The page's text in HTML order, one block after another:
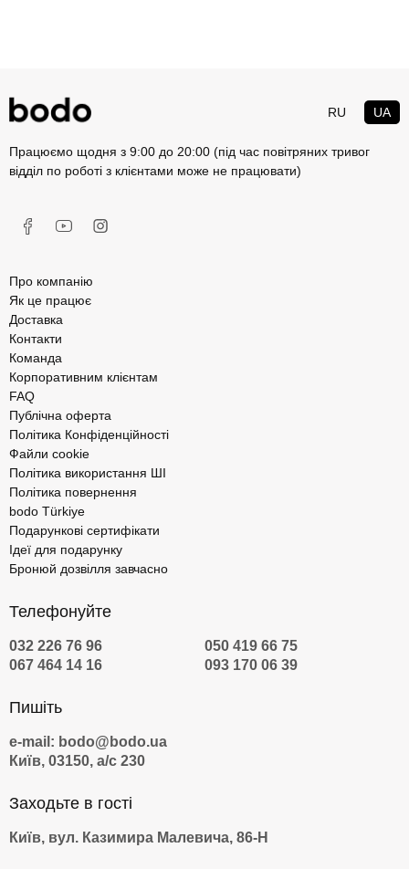
RU UA
Працюємо щодня з 9:00 до 20:00 (під час повітряних тривог
відділ по роботі з клієнтами може не працювати)
Про компанію
Як це працює
Доставка
Контакти
Команда
Корпоративним клієнтам
FAQ
Публічна оферта
Політика Конфіденційності
Файли cookie
Політика використання ШІ
Політика повернення
bodo Türkiye
Подарункові сертифікати
Ідеї для подарунку
Бронюй дозвілля завчасно
Телефонуйте
032 226 76 96
050 419 66 75
067 464 14 16
093 170 06 39
Пишіть
e-mail: bodo@bodo.ua
Київ, 03150, а/с 230
Заходьте в гості
Київ, вул. Казимира Малевича, 86-Н